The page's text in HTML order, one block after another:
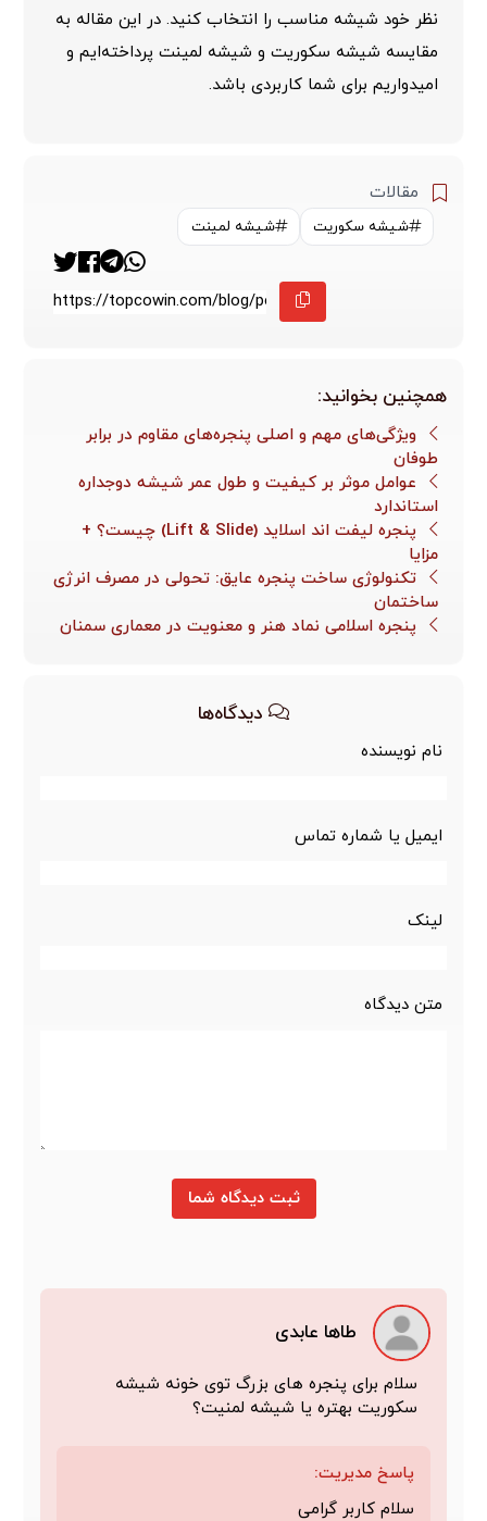
نظر خود شیشه مناسب را انتخاب کنید. در این مقاله به
مقایسه شیشه سکوریت و شیشه لمینت پرداخته‌ایم و
امیدواریم برای شما کاربردی باشد.
مقالات
شیشه سکوریت شیشه لمینت
همچنین بخوانید:
ویژگی‌های مهم و اصلی پنجره‌های مقاوم در برابر
طوفان
عوامل موثر بر کیفیت و طول عمر شیشه دوجداره
استاندارد
پنجره لیفت اند اسلاید (Lift & Slide) چیست؟ +
مزایا
تکنولوژی ساخت پنجره عایق: تحولی در مصرف انرژی
ساختمان
پنجره اسلامی نماد هنر و معنویت در معماری سمنان
دیدگاه‌ها
نام نویسنده
ایمیل یا شماره تماس
لینک
متن دیدگاه
ثبت دیدگاه شما
طاها عابدی
سلام برای پنجره های بزرگ توی خونه شیشه
سکوریت بهتره یا شیشه لمنیت؟
پاسخ مدیریت:
سلام کاربر گرامی